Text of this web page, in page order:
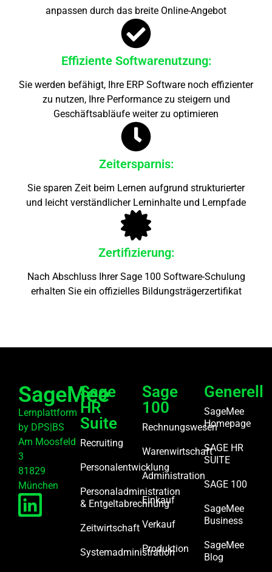
anpassen durch das breite Online-Angebot
Effiziente Softwarenutzung:
Sie werden befähigt, Ihre ERP Software noch effizienter
zu nutzen, Ihre Performance zu steigern und
Geschäftsabläufe weiter zu optimieren
Zeitersparnis:
Sie sparen Zeit beim Lernen aufgrund strukturierter
und leicht verständlicher Lerninhalte und Lernpfade
Zertifizierung:
Nach Abschluss Ihrer Sage 100 Software-Schulung
erhalten Sie ein offizielles Bildungsträgerzertifikat
SageMee
Lernplattform
by DPS|BS
Am Moosfeld
3
81829
München
Sage
HR
Suite
Recruiting
Personalentwicklung
Personaladministration
& Entgeltabrechnung
Zeitwirtschaft
Systemadministration
Sage
100
Rechnungswesen
Warenwirtschaft
Administration
Einkauf
Verkauf
Produktion
Generell
SageMee
Homepage
SAGE HR
SUITE
SAGE 100
SageMee
Business
SageMee
Blog